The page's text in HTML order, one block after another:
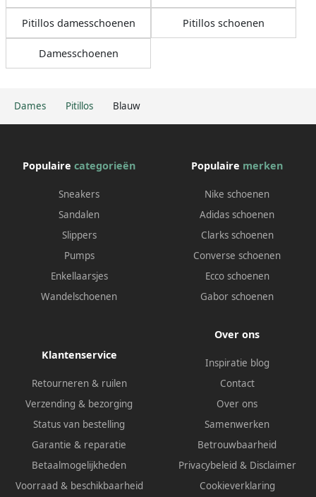
Dames Pitillos Blauw
Pitillos damesschoenen Pitillos schoenen
Damesschoenen
Populaire categorieën
Sneakers
Sandalen
Slippers
Pumps
Enkellaarsjes
Wandelschoenen
Populaire merken
Nike schoenen
Adidas schoenen
Clarks schoenen
Converse schoenen
Ecco schoenen
Gabor schoenen
Klantenservice
Retourneren & ruilen
Verzending & bezorging
Status van bestelling
Garantie & reparatie
Betaalmogelijkheden
Voorraad & beschikbaarheid
Over ons
Inspiratie blog
Contact
Over ons
Samenwerken
Betrouwbaarheid
Privacybeleid & Disclaimer
Cookieverklaring